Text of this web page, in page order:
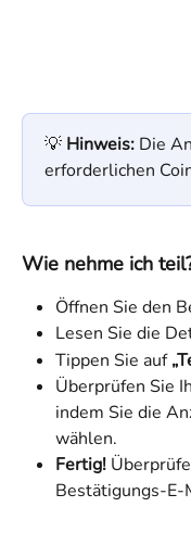
💡 Hinweis: Die
erforderlichen
Wie nehme ich
Öffnen Sie den
Lesen Sie die
Tippen Sie auf
Überprüfen Sie
indem Sie die
wählen.
Fertig!
Bestätigungs-E-